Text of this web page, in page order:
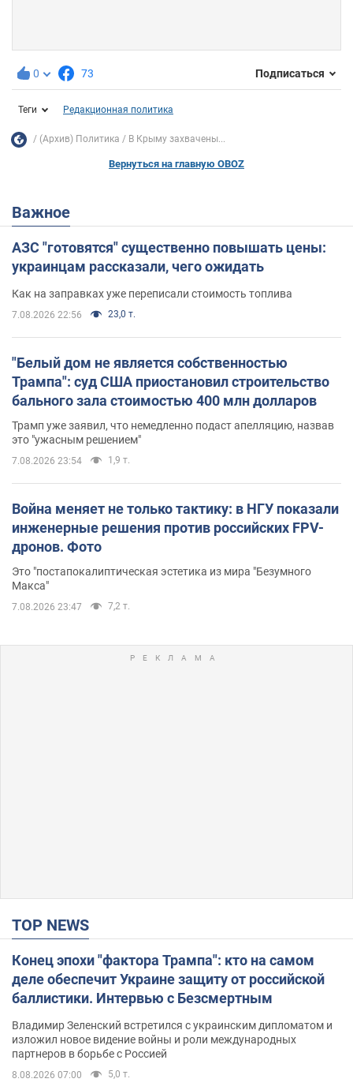
0 73 Подписаться
Теги Редакционная политика
(Архив) Политика В Крыму захвачены...
Вернуться на главную OBOZ
Важное
АЗС "готовятся" существенно повышать цены:
украинцам рассказали, чего ожидать
Как на заправках уже переписали стоимость топлива
7.08.2026 22:56 23,0 т.
"Белый дом не является собственностью
Трампа": суд США приостановил строительство
бального зала стоимостью 400 млн долларов
Трамп уже заявил, что немедленно подаст апелляцию, назвав
это "ужасным решением"
7.08.2026 23:54 1,9 т.
Война меняет не только тактику: в НГУ показали
инженерные решения против российских FPV-
дронов. Фото
Это "постапокалиптическая эстетика из мира "Безумного
Макса"
7.08.2026 23:47 7,2 т.
TOP NEWS
Конец эпохи "фактора Трампа": кто на самом
деле обеспечит Украине защиту от российской
баллистики. Интервью с Безсмертным
Владимир Зеленский встретился с украинским дипломатом и
изложил новое видение войны и роли международных
партнеров в борьбе с Россией
8.08.2026 07:00 5,0 т.